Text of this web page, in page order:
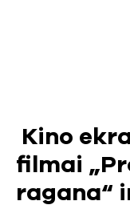
Kino
filmai
ragana“